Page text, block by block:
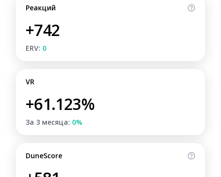
Реакций
+742
ERV: 0
VR
+61.123%
За 3 месяца: 0%
DuneScore